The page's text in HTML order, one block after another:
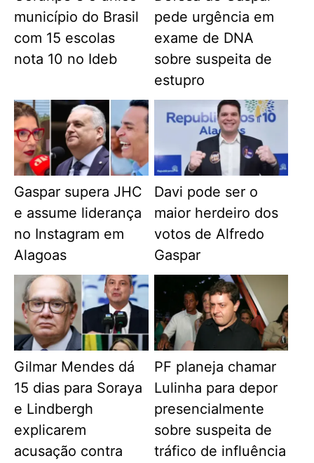
município do Brasil
com 15 escolas
nota 10 no Ideb
pede urgência em
exame de DNA
sobre suspeita de
estupro
Gaspar supera JHC
e assume liderança
no Instagram em
Alagoas
Davi pode ser o
maior herdeiro dos
votos de Alfredo
Gaspar
Gilmar Mendes dá
15 dias para Soraya
e Lindbergh
explicarem
acusação contra
PF planeja chamar
Lulinha para depor
presencialmente
sobre suspeita de
tráfico de influência